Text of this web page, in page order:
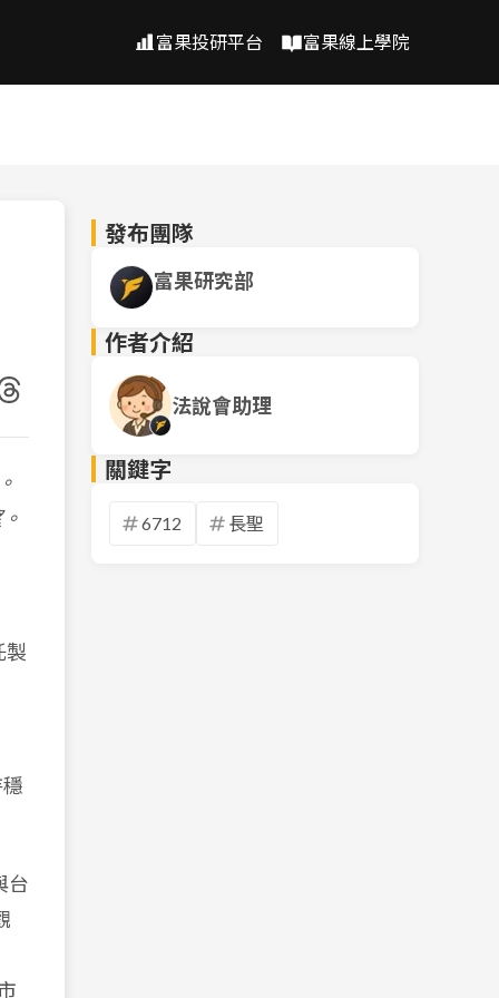
富果投研平台 富果線上學院
製
台
發布團隊
富果研究部
作者介紹
法說會助理
關鍵字
6712 長聖